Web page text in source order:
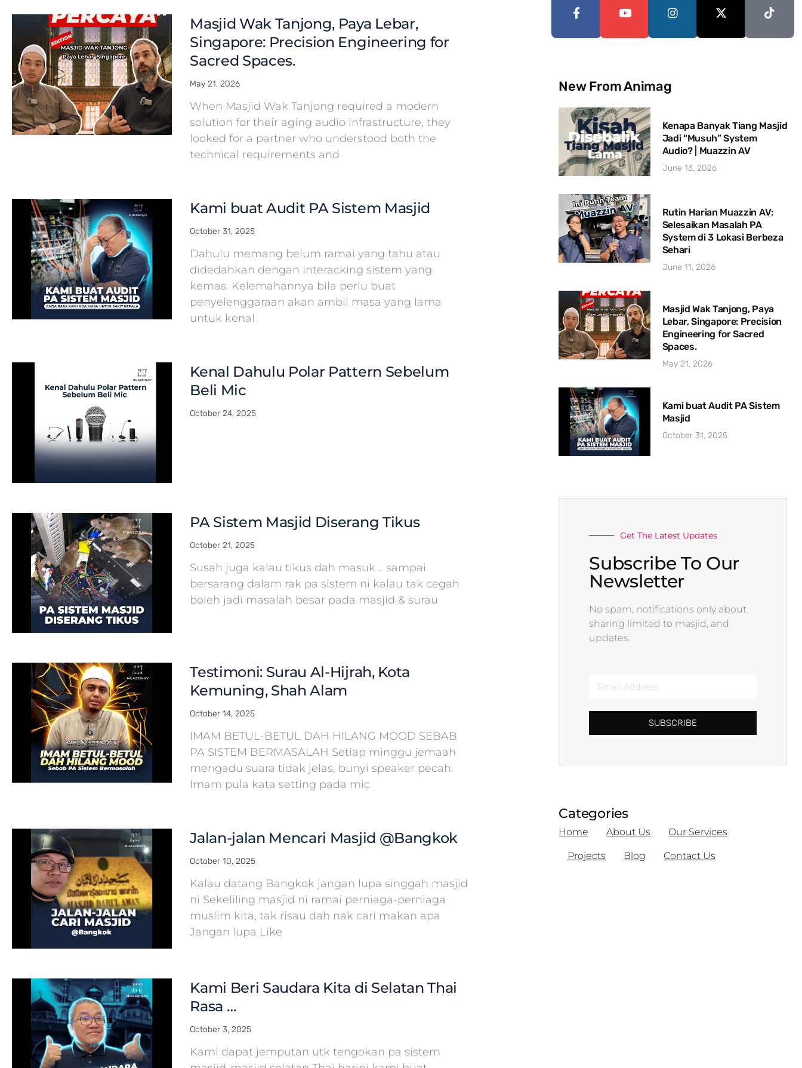
Masjid Wak Tanjong, Paya Lebar,
Singapore: Precision Engineering for
Sacred Spaces.
May 21, 2026
When Masjid Wak Tanjong required a modern
solution for their aging audio infrastructure, they
looked for a partner who understood both the
technical requirements and
Kami buat Audit PA Sistem Masjid
October 31, 2025
Dahulu memang belum ramai yang tahu atau
didedahkan dengan Interacking sistem yang
kemas. Kelemahannya bila perlu buat
penyelenggaraan akan ambil masa yang lama
untuk kenal
Kenal Dahulu Polar Pattern Sebelum
Beli Mic
October 24, 2025
PA Sistem Masjid Diserang Tikus
October 21, 2025
Susah juga kalau tikus dah masuk .. sampai
bersarang dalam rak pa sistem ni kalau tak cegah
boleh jadi masalah besar pada masjid & surau
Testimoni: Surau Al-Hijrah, Kota
Kemuning, Shah Alam
October 14, 2025
IMAM BETUL-BETUL DAH HILANG MOOD SEBAB
PA SISTEM BERMASALAH Setiap minggu jemaah
mengadu suara tidak jelas, bunyi speaker pecah.
Imam pula kata setting pada mic
Jalan-jalan Mencari Masjid @Bangkok
October 10, 2025
Kalau datang Bangkok jangan lupa singgah masjid
ni Sekeliling masjid ni ramai perniaga-perniaga
muslim kita, tak risau dah nak cari makan apa
Jangan lupa Like
Kami Beri Saudara Kita di Selatan Thai
Rasa …
October 3, 2025
Kami dapat jemputan utk tengokan pa sistem
New From Animag
Kenapa Banyak Tiang Masjid
Jadi “Musuh” System
Audio? | Muazzin AV
June 13, 2026
Rutin Harian Muazzin AV:
Selesaikan Masalah PA
System di 3 Lokasi Berbeza
Sehari
June 11, 2026
Masjid Wak Tanjong, Paya
Lebar, Singapore: Precision
Engineering for Sacred
Spaces.
May 21, 2026
Kami buat Audit PA Sistem
Masjid
October 31, 2025
Get The Latest Updates
Subscribe To Our
Newsletter
No spam, notifications only about
sharing limited to masjid, and
updates.
SUBSCRIBE
Categories
Home About Us Our Services
Projects Blog Contact Us